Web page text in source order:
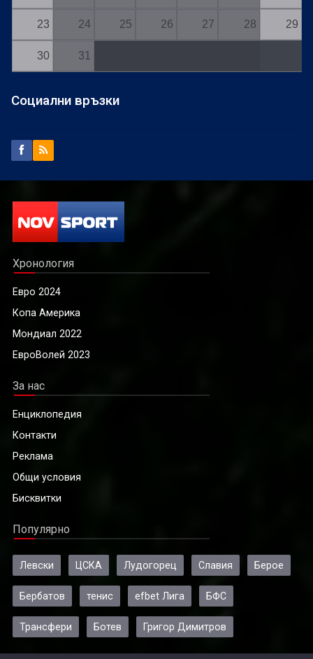
23 24 25 26 27 28 29
30 31
Социални връзки
Хронология
Евро 2024
Копа Америка
Мондиал 2022
ЕвроВолей 2023
За нас
Енциклопедия
Контакти
Реклама
Общи условия
Бисквитки
Популярно
Левски ЦСКА Лудогорец Славия Берое
Бербатов тенис efbet Лига БФС
Трансфери Ботев Григор Димитров